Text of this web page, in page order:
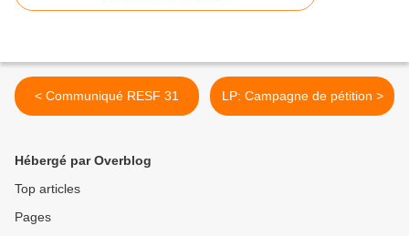
< Communiqué RESF 31 LP: Campagne de pétition >
Hébergé par Overblog
Top articles
Pages